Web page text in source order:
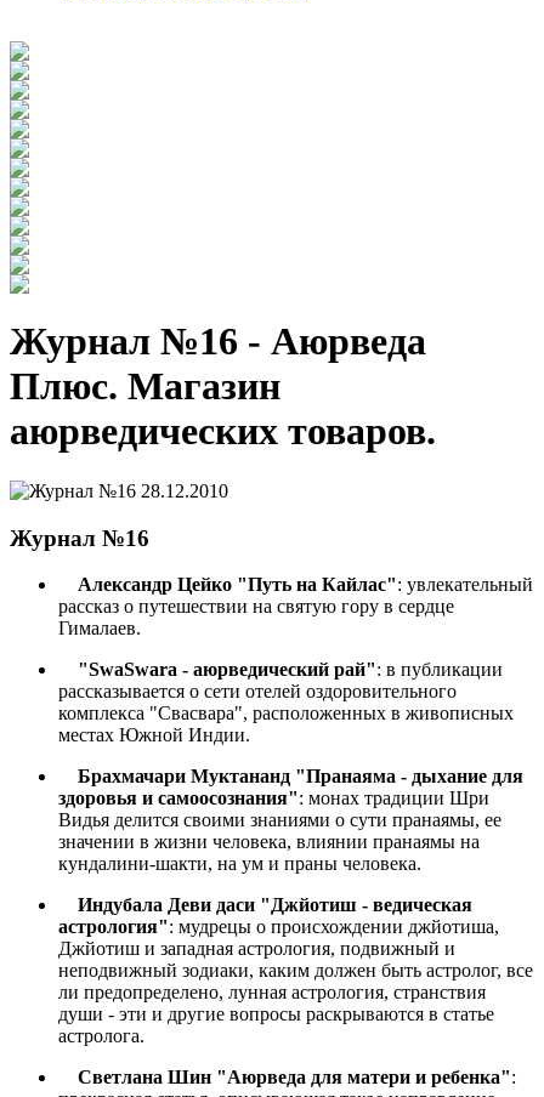
Журнал №16 - Аюрведа
Плюс. Магазин
аюрведических товаров.
28.12.2010
Журнал №16
Александр Цейко "Путь на Кайлас": увлекательный
рассказ о путешествии на святую гору в сердце
Гималаев.
"SwaSwara - аюрведический рай": в публикации
рассказывается о сети отелей оздоровительного
комплекса "Свасвара", расположенных в живописных
местах Южной Индии.
Брахмачари Муктананд "Пранаяма - дыхание для
здоровья и самоосознания": монах традиции Шри
Видья делится своими знаниями о сути пранаямы, ее
значении в жизни человека, влиянии пранаямы на
кундалини-шакти, на ум и праны человека.
Индубала Деви даси "Джйотиш - ведическая
астрология": мудрецы о происхождении джйотиша,
Джйотиш и западная астрология, подвижный и
неподвижный зодиаки, каким должен быть астролог, все
ли предопределено, лунная астрология, странствия
души - эти и другие вопросы раскрываются в статье
астролога.
Светлана Шин "Аюрведа для матери и ребенка":